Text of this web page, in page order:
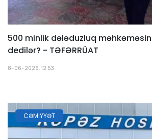
500 minlik dələduzluq
dedilər? - TƏFƏRRÜAT
8-06-2026, 12:53
CƏMIYYƏT